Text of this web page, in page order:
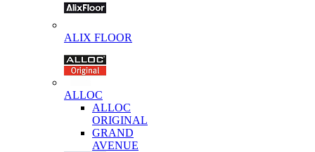
ALIX FLOOR
ALLOC
ALLOC
ORIGINAL
GRAND
AVENUE